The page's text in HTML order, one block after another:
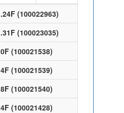
(100022963)
(100023035)
(100021538)
(100021539)
(100021540)
(100021428)